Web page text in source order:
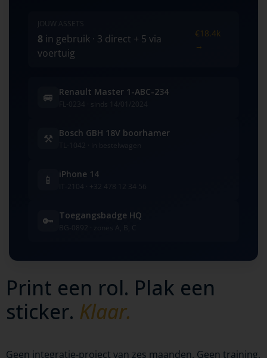
JOUW ASSETS
8 in gebruik · 3 direct + 5 via
voertuig
€18.4k
→
🚐 Renault Master 1-ABC-234
FL-0234 · sinds 14/01/2024
⚒ Bosch GBH 18V boorhamer
TL-1042 · in bestelwagen
📱 iPhone 14
IT-2104 · +32 478 12 34 56
🔑 Toegangsbadge HQ
BG-0892 · zones A, B, C
Print een rol. Plak een
sticker. Klaar.
Geen integratie-project van zes maanden. Geen training.